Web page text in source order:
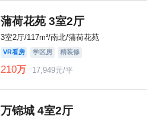
蒲荷花苑 3室2厅
3室2厅/117m²/南北/蒲荷花苑
VR看房 学区房 精装修
210万 17,949元/平
万锦城 4室2厅